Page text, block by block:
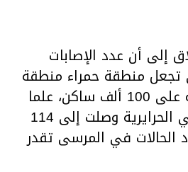
إلى أن عدد الإصابات
تجعل منطقة حمراء منطقة
بنية، هي 250 إصابة على 100 ألف ساكن، علما
وأن عدد الإصابات في الحرايرية وصلت إلى 114
الحالات في المرسى تقدر